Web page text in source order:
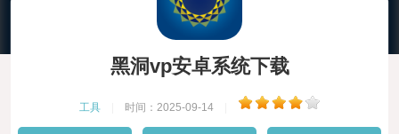
黑洞vp安卓系统下载
工具 时间：2025-09-14